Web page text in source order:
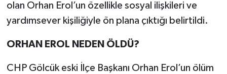
olan Orhan Erol’un özellikle sosyal ilişkileri ve
yardımsever kişiliğiyle ön plana çıktığı belirtildi.
ORHAN EROL NEDEN ÖLDÜ?
CHP Gölcük eski İlçe Başkanı Orhan Erol’un ölüm